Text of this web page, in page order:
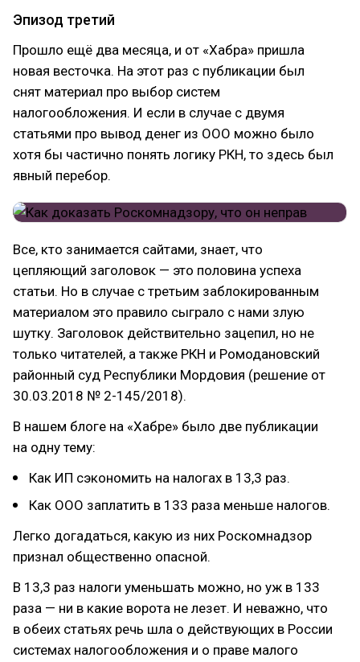
Эпизод третий
Прошло ещё два месяца, и от «Хабра» пришла
новая весточка. На этот раз с публикации был
снят материал про выбор систем
налогообложения. И если в случае с двумя
статьями про вывод денег из ООО можно было
хотя бы частично понять логику РКН, то здесь был
явный перебор.
Все, кто занимается сайтами, знает, что
цепляющий заголовок — это половина успеха
статьи. Но в случае с третьим заблокированным
материалом это правило сыграло с нами злую
шутку. Заголовок действительно зацепил, но не
только читателей, а также РКН и Ромодановский
районный суд Республики Мордовия (решение от
30.03.2018 № 2-145/2018).
В нашем блоге на «Хабре» было две публикации
на одну тему:
Как ИП сэкономить на налогах в 13,3 раз.
Как ООО заплатить в 133 раза меньше налогов.
Легко догадаться, какую из них Роскомнадзор
признал общественно опасной.
В 13,3 раз налоги уменьшать можно, но уж в 133
раза — ни в какие ворота не лезет. И неважно, что
в обеих статьях речь шла о действующих в России
системах налогообложения и о праве малого